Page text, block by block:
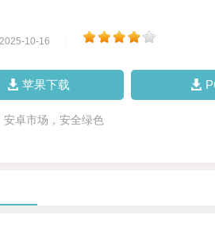
10-16
苹果下载
安卓市场，安全绿色